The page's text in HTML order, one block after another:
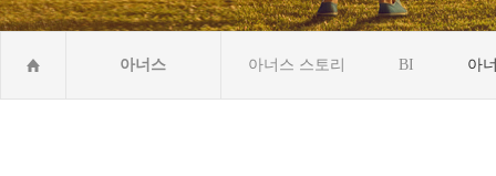
아너스 아너스 스토리 BI 아